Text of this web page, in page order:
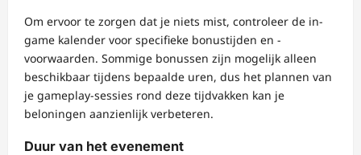
Om ervoor te zorgen dat je niets mist, controleer de in-
game kalender voor specifieke bonustijden en -
voorwaarden. Sommige bonussen zijn mogelijk alleen
beschikbaar tijdens bepaalde uren, dus het plannen van
je gameplay-sessies rond deze tijdvakken kan je
beloningen aanzienlijk verbeteren.
Duur van het evenement